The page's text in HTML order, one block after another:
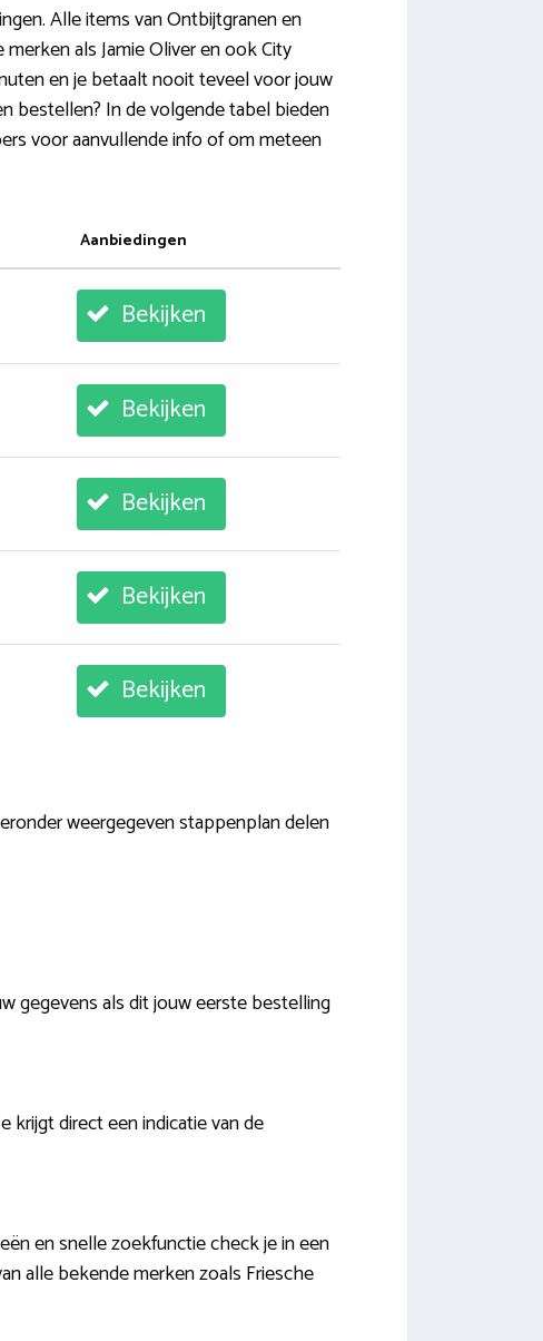
Alle items van Ontbijtgranen en
als Jamie Oliver en ook City
en je betaalt nooit teveel voor jouw
bestellen? In de volgende tabel bieden
voor aanvullende info of om meteen
Aanbiedingen
Bekijken
Bekijken
Bekijken
Bekijken
Bekijken
weergegeven stappenplan delen
gegevens als dit jouw eerste bestelling
krijgt direct een indicatie van de
en snelle zoekfunctie check je in een
alle bekende merken zoals Friesche